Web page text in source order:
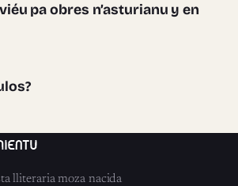
pa obres n’asturianu y en
lliteraria moza nacida